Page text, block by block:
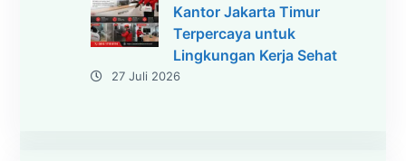
Kantor Jakarta Timur
Terpercaya untuk
Lingkungan Kerja Sehat
27 Juli 2026